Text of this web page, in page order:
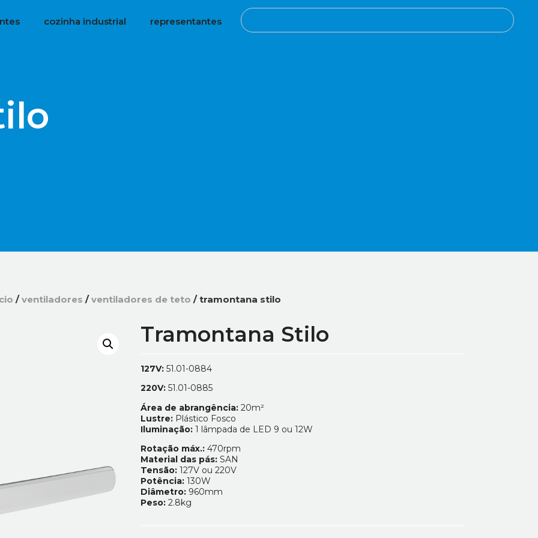
cozinha industrial representantes
/ventiladores /ventiladores de teto / tramontana stilo
Tramontana Stilo
127V: 51.01-0884
220V: 51.01-0885
Área de abrangência: 20m²
Lustre: Plástico Fosco
Iluminação: 1 lâmpada de LED 9 ou 12W
Rotação máx.: 470rpm
Material das pás: SAN
Tensão: 127V ou 220V
Potência: 130W
Diâmetro: 960mm
Peso: 2.8kg